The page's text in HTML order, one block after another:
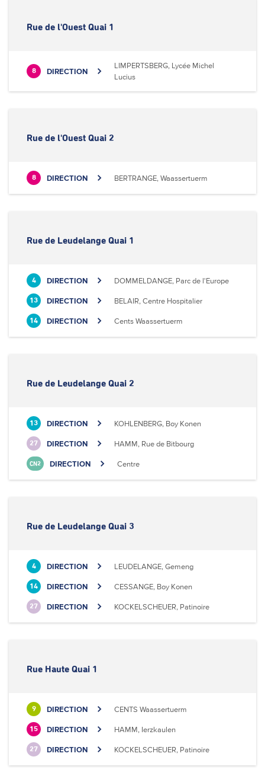
Rue de l'Ouest Quai 1
8 DIRECTION
LIMPERTSBERG, Lycée Michel
Lucius
Rue de l'Ouest Quai 2
8 DIRECTION BERTRANGE, Waassertuerm
Rue de Leudelange Quai 1
4 DIRECTION DOMMELDANGE, Parc de l'Europe
13 DIRECTION BELAIR, Centre Hospitalier
14 DIRECTION Cents Waassertuerm
Rue de Leudelange Quai 2
13 DIRECTION KOHLENBERG, Boy Konen
27 DIRECTION HAMM, Rue de Bitbourg
CN2 DIRECTION Centre
Rue de Leudelange Quai 3
4 DIRECTION LEUDELANGE, Gemeng
14 DIRECTION CESSANGE, Boy Konen
27 DIRECTION KOCKELSCHEUER, Patinoire
Rue Haute Quai 1
9 DIRECTION CENTS Waassertuerm
15 DIRECTION HAMM, Ierzkaulen
27 DIRECTION KOCKELSCHEUER, Patinoire